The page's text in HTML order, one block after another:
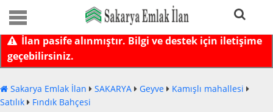
İlan pasife alınmıştır. Bilgi ve destek için iletişime
geçebilirsiniz.
Sakarya Emlak İlan SAKARYA Geyve
Kamışlı mahallesi
Satılık
Fındık Bahçesi